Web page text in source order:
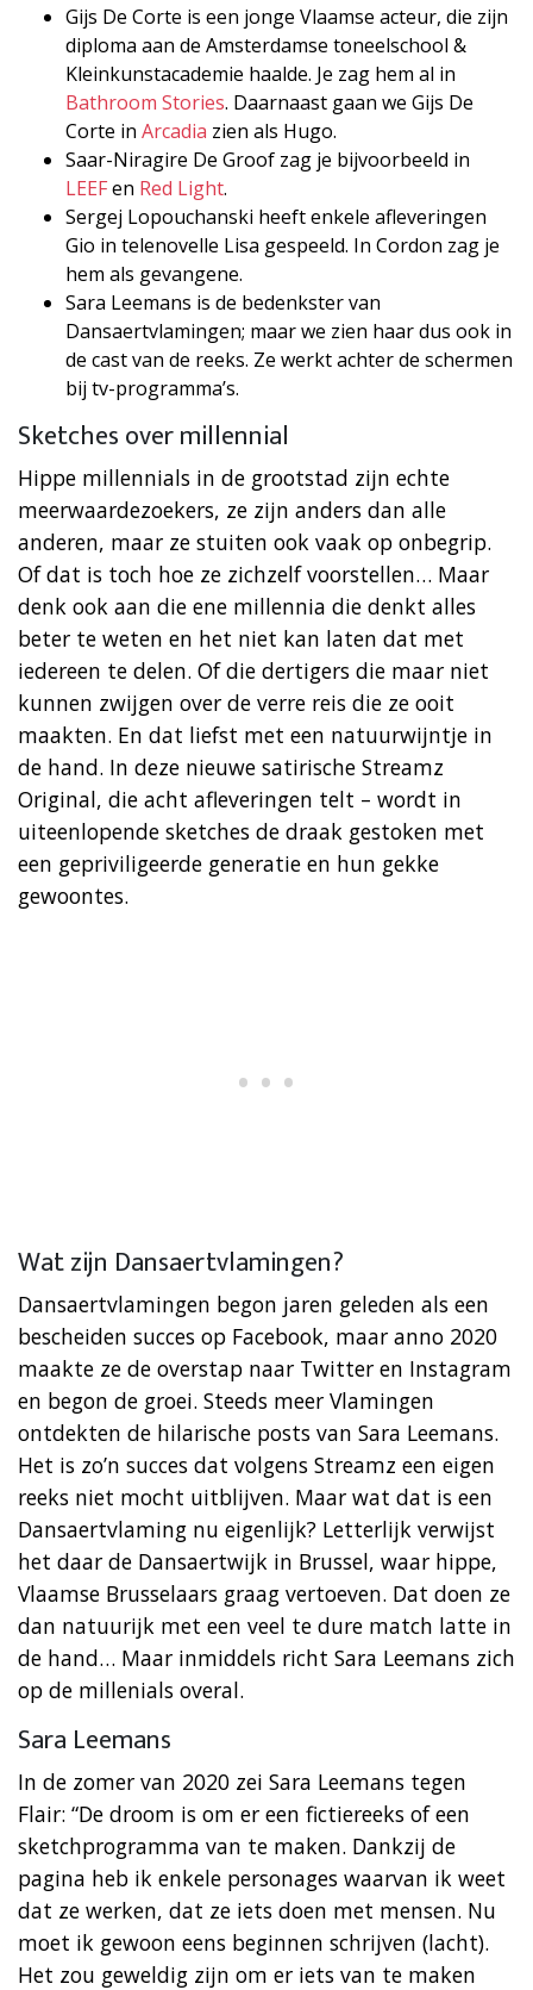
Gijs De Corte is een jonge Vlaamse acteur, die zijn
diploma aan de Amsterdamse toneelschool &
Kleinkunstacademie haalde. Je zag hem al in
Bathroom Stories. Daarnaast gaan we Gijs De
Corte in Arcadia zien als Hugo.
Saar-Niragire De Groof zag je bijvoorbeeld in
LEEFen Red Light.
Sergej Lopouchanski heeft enkele afleveringen
Gio in telenovelle Lisa gespeeld. In Cordon zag je
hem als gevangene.
Sara Leemans is de bedenkster van
Dansaertvlamingen; maar we zien haar dus ook in
de cast van de reeks. Ze werkt achter de schermen
bij tv-programma’s.
Sketches over millennial
Hippe millennials in de grootstad zijn echte
meerwaardezoekers, ze zijn anders dan alle
anderen, maar ze stuiten ook vaak op onbegrip.
Of dat is toch hoe ze zichzelf voorstellen… Maar
denk ook aan die ene millennia die denkt alles
beter te weten en het niet kan laten dat met
iedereen te delen. Of die dertigers die maar niet
kunnen zwijgen over de verre reis die ze ooit
maakten. En dat liefst met een natuurwijntje in
de hand. In deze nieuwe satirische Streamz
Original, die acht afleveringen telt – wordt in
uiteenlopende sketches de draak gestoken met
een gepriviligeerde generatie en hun gekke
gewoontes.
Wat zijn Dansaertvlamingen?
Dansaertvlamingen begon jaren geleden als een
bescheiden succes op Facebook, maar anno 2020
maakte ze de overstap naar Twitter en Instagram
en begon de groei. Steeds meer Vlamingen
ontdekten de hilarische posts van Sara Leemans.
Het is zo’n succes dat volgens Streamz een eigen
reeks niet mocht uitblijven. Maar wat dat is een
Dansaertvlaming nu eigenlijk? Letterlijk verwijst
het daar de Dansaertwijk in Brussel, waar hippe,
Vlaamse Brusselaars graag vertoeven. Dat doen ze
dan natuurijk met een veel te dure match latte in
de hand… Maar inmiddels richt Sara Leemans zich
op de millenials overal.
Sara Leemans
In de zomer van 2020 zei Sara Leemans tegen
Flair: “De droom is om er een fictiereeks of een
sketchprogramma van te maken. Dankzij de
pagina heb ik enkele personages waarvan ik weet
dat ze werken, dat ze iets doen met mensen. Nu
moet ik gewoon eens beginnen schrijven (lacht).
Het zou geweldig zijn om er iets van te maken